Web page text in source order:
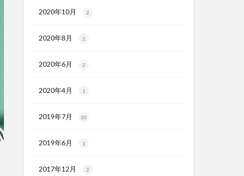
2020年10月 2
2020年8月 2
2020年6月 2
2020年4月 1
2019年7月 35
2019年6月 1
2017年12月 2